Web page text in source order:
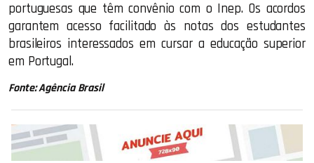
portuguesas que têm convênio com o Inep. Os acordos
garantem acesso facilitado às notas dos estudantes
brasileiros interessados em cursar a educação superior
em Portugal.
Fonte: Agência Brasil